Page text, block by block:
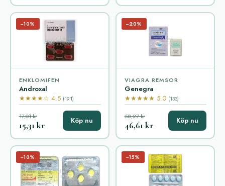
−10%
ENKLOMIFEN
Androxal
★★★★☆ 4.5 (191)
17,01 kr
15,31 kr Köp nu
−20%
VIAGRA REMSOR
Genegra
★★★★★ 5.0 (133)
58,27 kr
46,61 kr Köp nu
−10% −15%